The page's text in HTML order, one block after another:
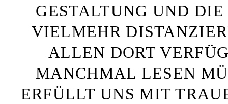
GESTALTUNG UND
VIELMEHR
ALLEN DORT
MANCHMAL LESEN
ERFÜLLT UNS MIT